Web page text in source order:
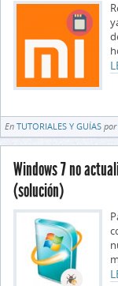
En TUTORIALES Y GUÍAS por
Windows 7 no
(solución)